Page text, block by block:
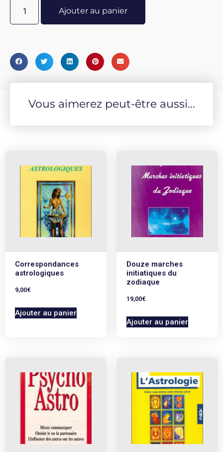
Ajouter au panier
Vous aimerez peut-être aussi...
Correspondances
astrologiques
9,00€
Ajouter au panier
Douze marches
initiatiques du
zodiaque
19,00€
Ajouter au panier